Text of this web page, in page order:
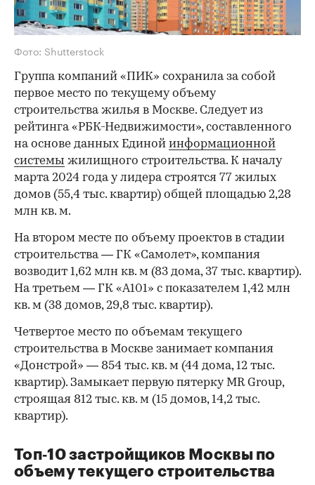
Фото: Shutterstock
Группа компаний «ПИК» сохранила за собой
первое место по текущему объему
строительства жилья в Москве. Следует из
рейтинга «РБК-Недвижимости», составленного
на основе данных Единой информационной
системы жилищного строительства. К началу
марта 2024 года у лидера строятся 77 жилых
домов (55,4 тыс. квартир) общей площадью 2,28
млн кв. м.
На втором месте по объему проектов в стадии
строительства — ГК «Самолет», компания
возводит 1,62 млн кв. м (83 дома, 37 тыс. квартир).
На третьем — ГК «А101» с показателем 1,42 млн
кв. м (38 домов, 29,8 тыс. квартир).
Четвертое место по объемам текущего
строительства в Москве занимает компания
«Донстрой» — 854 тыс. кв. м (44 дома, 12 тыс.
квартир). Замыкает первую пятерку MR Group,
строящая 812 тыс. кв. м (15 домов, 14,2 тыс.
квартир).
Топ‑10 застройщиков Москвы по
объему текущего строительства